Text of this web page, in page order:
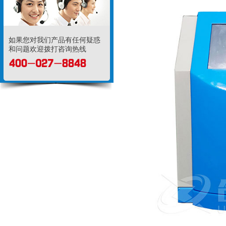
如果您对我们产品有任何疑惑
和问题欢迎拨打咨询热线